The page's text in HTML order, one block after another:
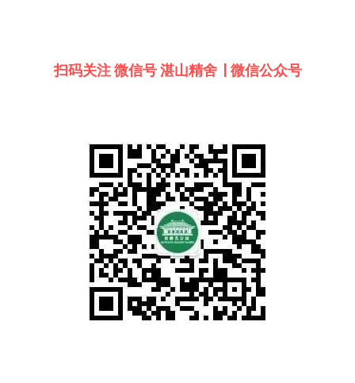
扫码关注 微信号 湛山精舍  | 微信公众号